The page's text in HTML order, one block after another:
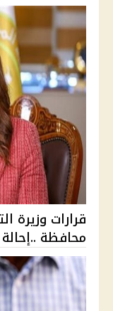
محافظة ..إحالة 81 حالة للنيابات...